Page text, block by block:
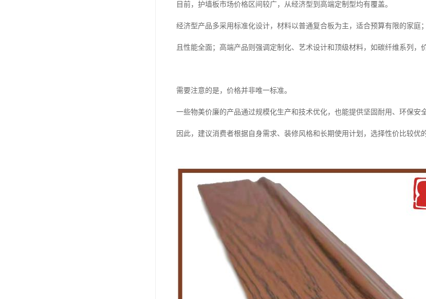
目前，护墙板市场价格区间较广，从经济型到高端定制型均有覆盖。
经济型产品多采用标准化设计，材料以普通复合板为主，适合预算有限的家
且性能全面；高端产品则强调定制化、艺术设计和顶级材料，如碳纤维系列，
需要注意的是，价格并非唯一标准。
一些物美价廉的产品通过规模化生产和技术优化，也能提供坚固耐用、环保安
因此，建议消费者根据自身需求、装修风格和长期使用计划，选择性价比较优